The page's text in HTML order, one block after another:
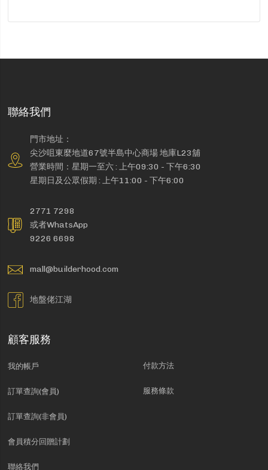
聯絡我們
門市地址：
尖沙咀東麼地道67號半島中心商場 地庫L23舖
營業時間：星期一至六 : 上午09:30 - 下午6:30
星期日及公眾假期 : 上午11:00 - 下午6:00
2771 7298
或者WhatsApp
9226 6698
mall@builderhood.com
地盤佬江湖
顧客服務
我的帳戶
訂單查詢(會員)
訂單查詢(非會員)
會員積分回贈計劃
聯絡我們
付款方法
服務條款